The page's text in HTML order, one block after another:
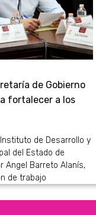
de Gobierno
fortalecer a los
de Desarrollo y
del Estado de
Angel Barreto Alanís,
de trabajo